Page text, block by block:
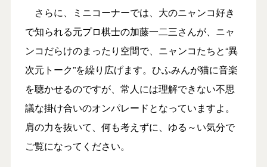
さらに、ミニコーナーでは、大のニャンコ好き
で知られる元プロ棋士の加藤一二三さんが、ニャ
ンコだらけのまったり空間で、ニャンコたちと“異
次元トーク”を繰り広げます。ひふみんが猫に音楽
を聴かせるのですが、常人には理解できない不思
議な掛け合いのオンパレードとなっていますよ。
肩の力を抜いて、何も考えずに、ゆる～い気分で
ご覧になってください。